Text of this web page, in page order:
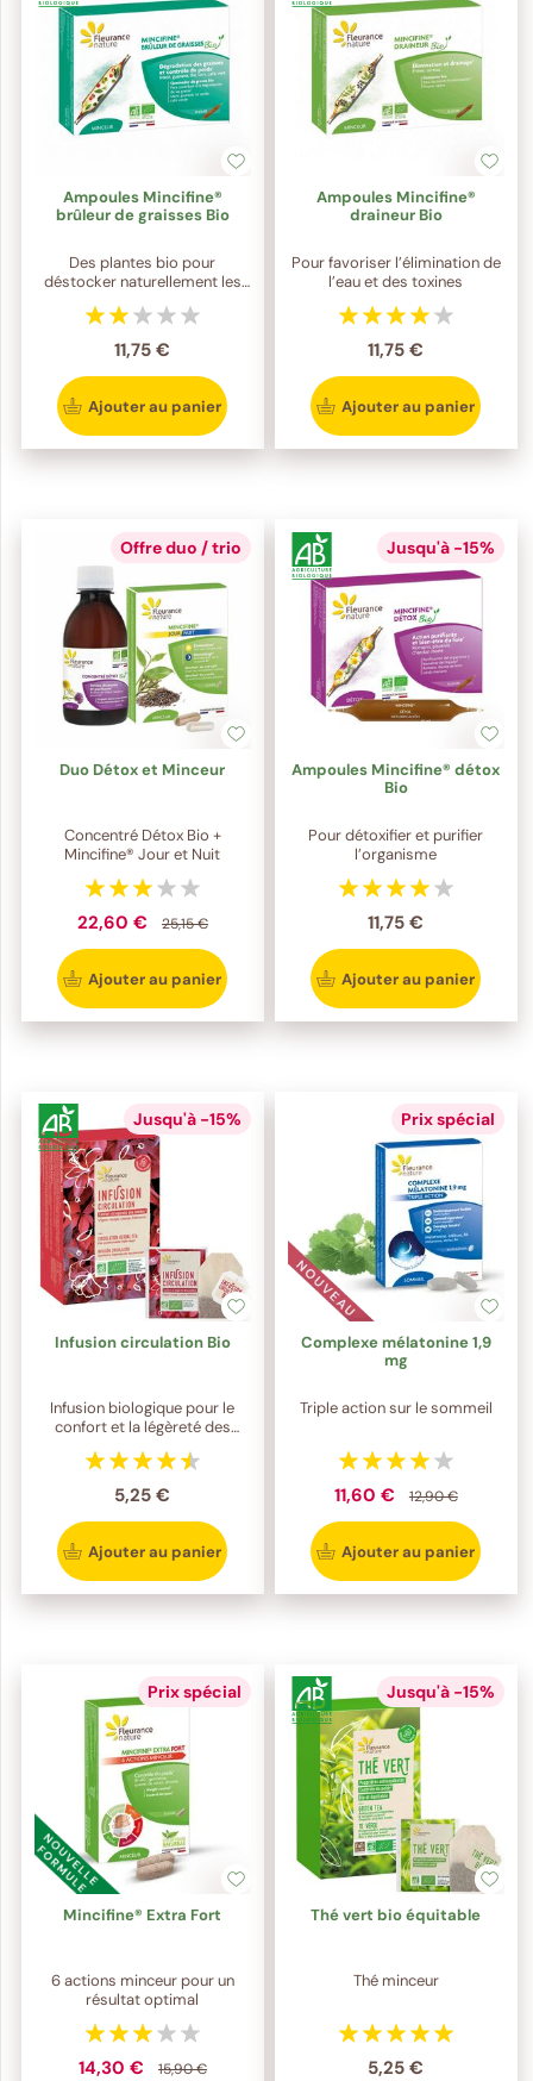
Ampoules Mincifine®
brûleur de graisses Bio
Des plantes bio pour
déstocker naturellement les
11,75 €
Ajouter au panier
Ampoules Mincifine®
draineur Bio
Pour favoriser l’élimination de
l’eau et des toxines
11,75 €
Ajouter au panier
Offre duo / trio
Duo Détox et Minceur
Concentré Détox Bio +
Mincifine® Jour et Nuit
22,60 € 25,15 €
Ajouter au panier
Jusqu'à -15%
Ampoules Mincifine® détox
Bio
Pour détoxifier et purifier
l’organisme
11,75 €
Ajouter au panier
Jusqu'à -15%
Infusion circulation Bio
Infusion biologique pour le
confort et la légèreté des
5,25 €
Ajouter au panier
Prix spécial
Complexe mélatonine 1,9
mg
Triple action sur le sommeil
11,60 € 12,90 €
Ajouter au panier
Prix spécial
Mincifine® Extra Fort
6 actions minceur pour un
résultat optimal
14,30 € 15,90 €
Jusqu'à -15%
Thé vert bio équitable
Thé minceur
5,25 €